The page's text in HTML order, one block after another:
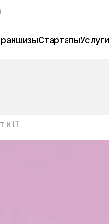
СтартапыУслуги
и IT